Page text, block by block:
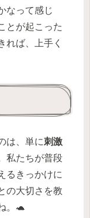
なって感じ
とが起こった
れば、上手く
は、単に刺激
私たちが普段
るきっかけに
の大切さを教
。🐢